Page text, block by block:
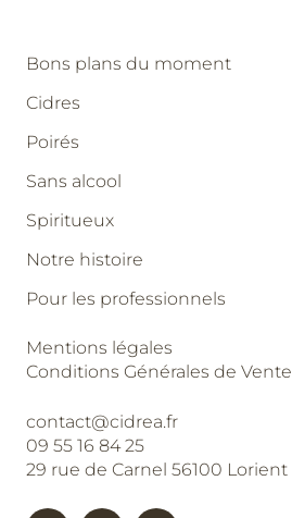
Bons plans du moment
Cidres
Poirés
Sans alcool
Spiritueux
Notre histoire
Pour les professionnels
Mentions légales
Conditions Générales de Vente
contact@cidrea.fr
09 55 16 84 25
29 rue de Carnel 56100 Lorient